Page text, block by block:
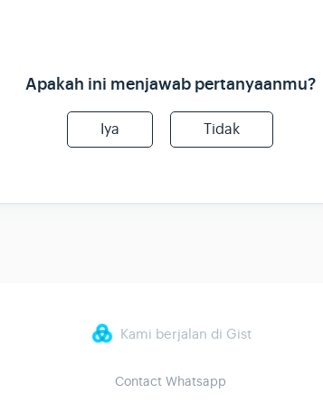
Apakah ini menjawab pertanyaanmu?
Iya Tidak
Kami berjalan di Gist
Contact Whatsapp